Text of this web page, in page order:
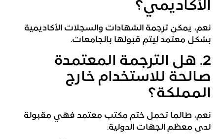
الأكاديمي؟
نعم، يمكن ترجمة الشهادات والسجلات الأكاديمية
بشكل معتمد ليتم قبولها بالجامعات.
2. هل الترجمة المعتمدة
صالحة للاستخدام خارج
المملكة؟
نعم، طالما تحمل ختم مكتب معتمد فهي مقبولة
لدى معظم الجهات الدولية.